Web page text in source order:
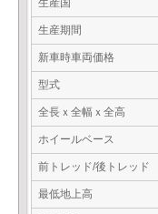
生産国
生産期間
新車時車両価格
型式
全長ｘ全幅ｘ全高
ホイールベース
前トレッド/後トレッド
最低地上高